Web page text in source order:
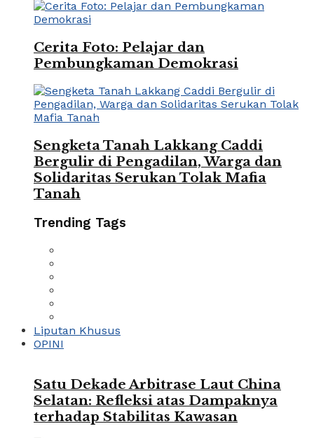
Cerita Foto: Pelajar dan
Pembungkaman Demokrasi
Sengketa Tanah Lakkang Caddi
Bergulir di Pengadilan, Warga dan
Solidaritas Serukan Tolak Mafia
Tanah
Trending Tags
Liputan Khusus
OPINI
Satu Dekade Arbitrase Laut China
Selatan: Refleksi atas Dampaknya
terhadap Stabilitas Kawasan